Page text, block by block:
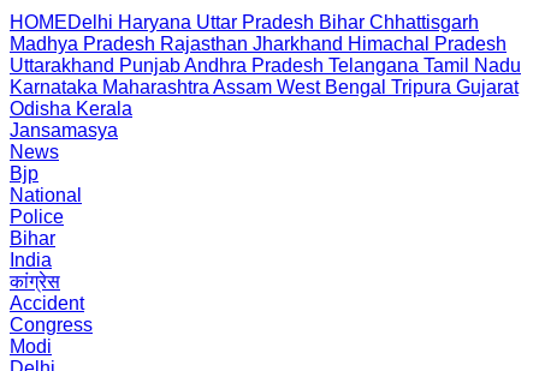
HOMEDelhi Haryana Uttar Pradesh Bihar Chhattisgarh
Madhya Pradesh Rajasthan Jharkhand Himachal Pradesh
Uttarakhand PunjabAndhra Pradesh Telangana Tamil Nadu
Karnataka Maharashtra Assam West Bengal Tripura Gujarat
Odisha Kerala
Jansamasya
News
Bjp
National
Police
Bihar
India
कांग्रेस
Accident
Congress
Modi